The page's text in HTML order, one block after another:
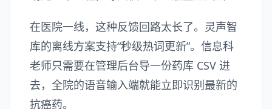
在医院一线，这种反馈回路太长了。灵声智
库的离线方案支持“秒级热词更新”。信息科
老师只需要在管理后台导一份药库 CSV 进
去，全院的语音输入端就能立即识别最新的
抗癌药。